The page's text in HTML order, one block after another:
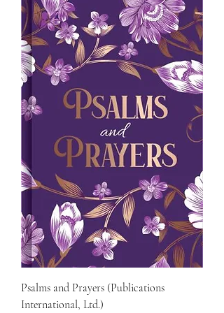
Psalms and Prayers (Publications
International, Ltd.)